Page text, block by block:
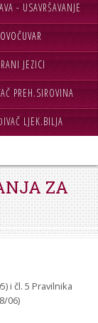
UPISI
STUDIJ
- USAVRŠAVANJE
JEZICI
PREH.SIROVINA
LJEK.BILJA
ZA
i čl. 5 Pravilnika
06)